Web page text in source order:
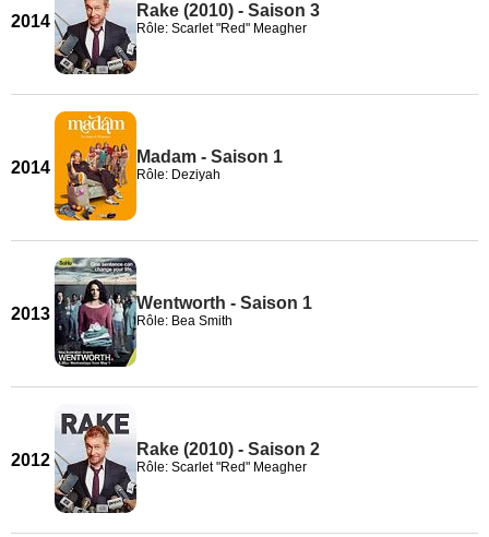
2014
Rake (2010) - Saison 3
Rôle: Scarlet "Red" Meagher
2014
Madam - Saison 1
Rôle: Deziyah
2013
Wentworth - Saison 1
Rôle: Bea Smith
2012
Rake (2010) - Saison 2
Rôle: Scarlet "Red" Meagher